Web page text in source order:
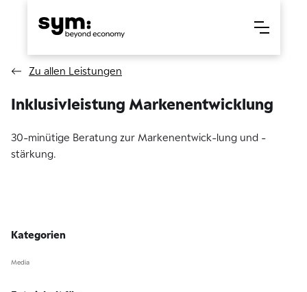
Zu allen Leistungen
Inklusivleistung Markenentwicklung
30-minütige Beratung zur Markenentwick-lung und -
stärkung.
Kategorien
Media